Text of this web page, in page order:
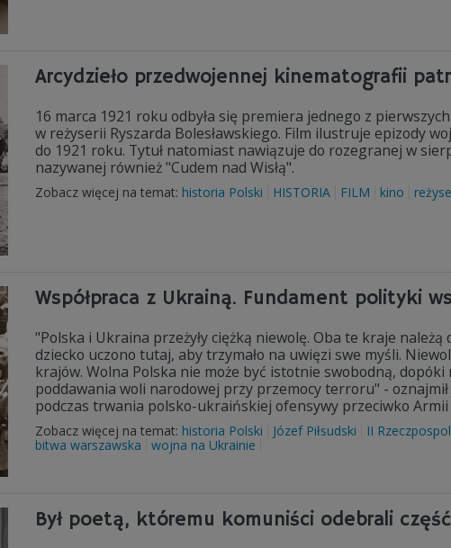
Arcydzieło przedwojennej kinematografii
16 marca 1921 roku odbyła się premiera jednego z
w reżyserii Ryszarda Bolesławskiego. Film ilustruje epizody
do 1921 roku. Tytuł natomiast nawiązuje do rozegranej w
nazywanej również "Cudem nad Wisłą".
Zobacz więcej na temat: historia Polski HISTORIA FILM kino
Współpraca z Ukrainą. Fundament polityki
"Polska i Ukraina przeżyły ciężką niewolę. Oba te kraje
dziecko uczono tutaj, aby trzymało na uwięzi swe myśli.
krajów. Wolna Polska nie może być istotnie swobodną, dopóki
poddawania woli narodowej przy przemocy terroru" -
podczas trwania polsko-ukraińskiej ofensywy przeciwko Armii
Zobacz więcej na temat: historia Polski Józef Piłsudski II
bitwa warszawska
wojna na Ukrainie
Był poetą, któremu komuniści odebrali